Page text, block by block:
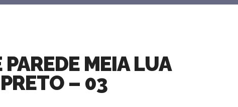
PAREDE MEIA LUA
– 03